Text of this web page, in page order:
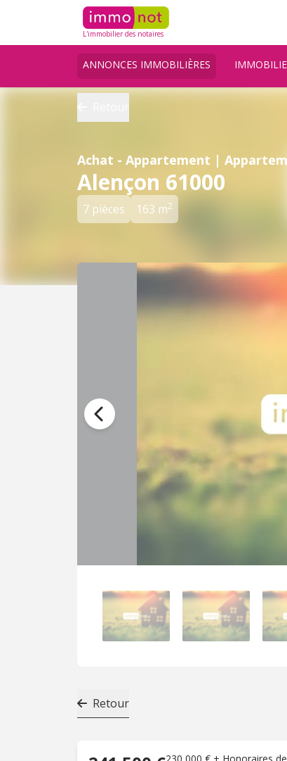
L'immobilier des notaires
ANNONCES IMMOBILIÈRES
Achat - Appartement |
Alençon 61000
7 pièces 163 m2
Retour